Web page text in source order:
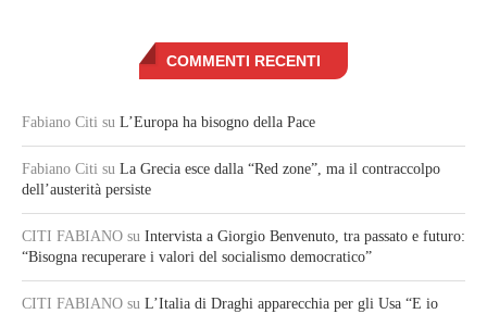
COMMENTI RECENTI
Fabiano Citi su L’Europa ha bisogno della Pace
Fabiano Citi su La Grecia esce dalla “Red zone”, ma il contraccolpo
dell’austerità persiste
CITI FABIANO su Intervista a Giorgio Benvenuto, tra passato e futuro:
“Bisogna recuperare i valori del socialismo democratico”
CITI FABIANO su L’Italia di Draghi apparecchia per gli Usa “E io